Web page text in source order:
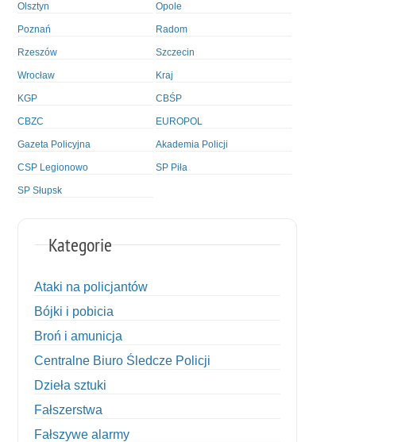
Olsztyn Opole
Poznań Radom
Rzeszów Szczecin
Wrocław Kraj
KGP CBŚP
CBZC EUROPOL
Gazeta Policyjna Akademia Policji
CSP Legionowo SP Piła
SP Słupsk
Kategorie
Ataki na policjantów
Bójki i pobicia
Broń i amunicja
Centralne Biuro Śledcze Policji
Dzieła sztuki
Fałszerstwa
Fałszywe alarmy